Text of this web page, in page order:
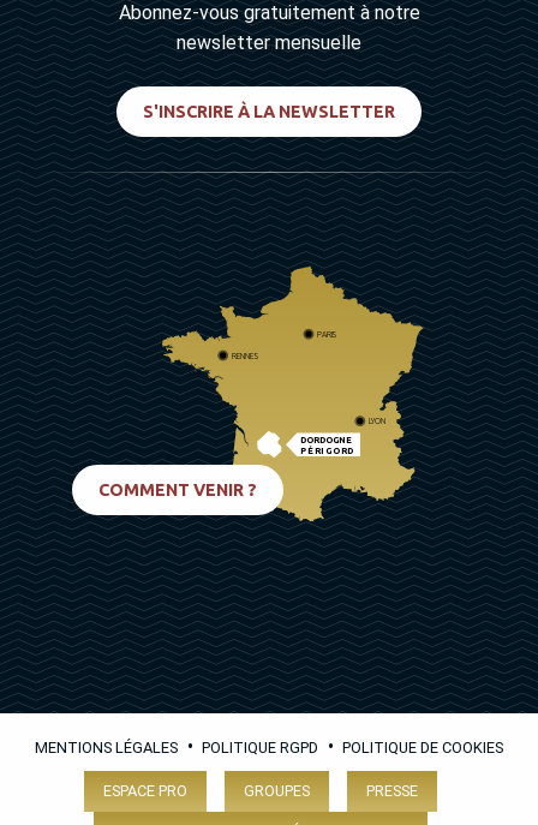
Abonnez-vous gratuitement à notre
newsletter mensuelle
S'INSCRIRE À LA NEWSLETTER
DORDOGNE
PÉRIGORD
PARIS
RENNES
LYON
COMMENT VENIR ?
MENTIONS LÉGALES • POLITIQUE RGPD • POLITIQUE DE COOKIES
ESPACE PRO GROUPES PRESSE